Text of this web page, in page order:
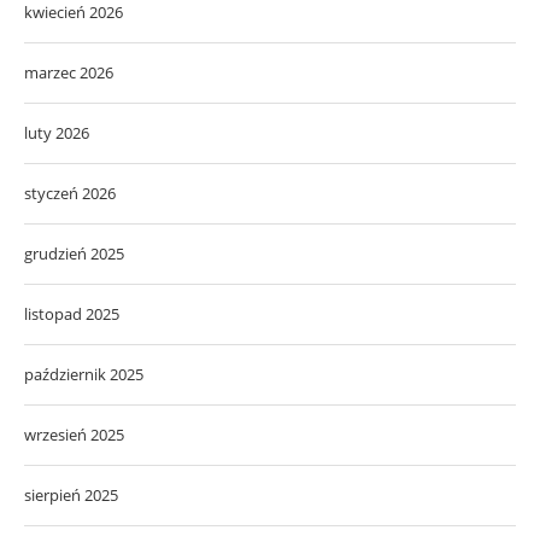
kwiecień 2026
marzec 2026
luty 2026
styczeń 2026
grudzień 2025
listopad 2025
październik 2025
wrzesień 2025
sierpień 2025